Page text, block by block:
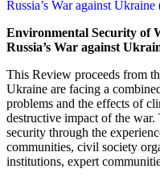
Environmental Security of
Russia’s War against
This Review proceeds from
Ukraine are facing a
problems and the effects of
destructive impact of the
security through the
communities, civil society
institutions, expert